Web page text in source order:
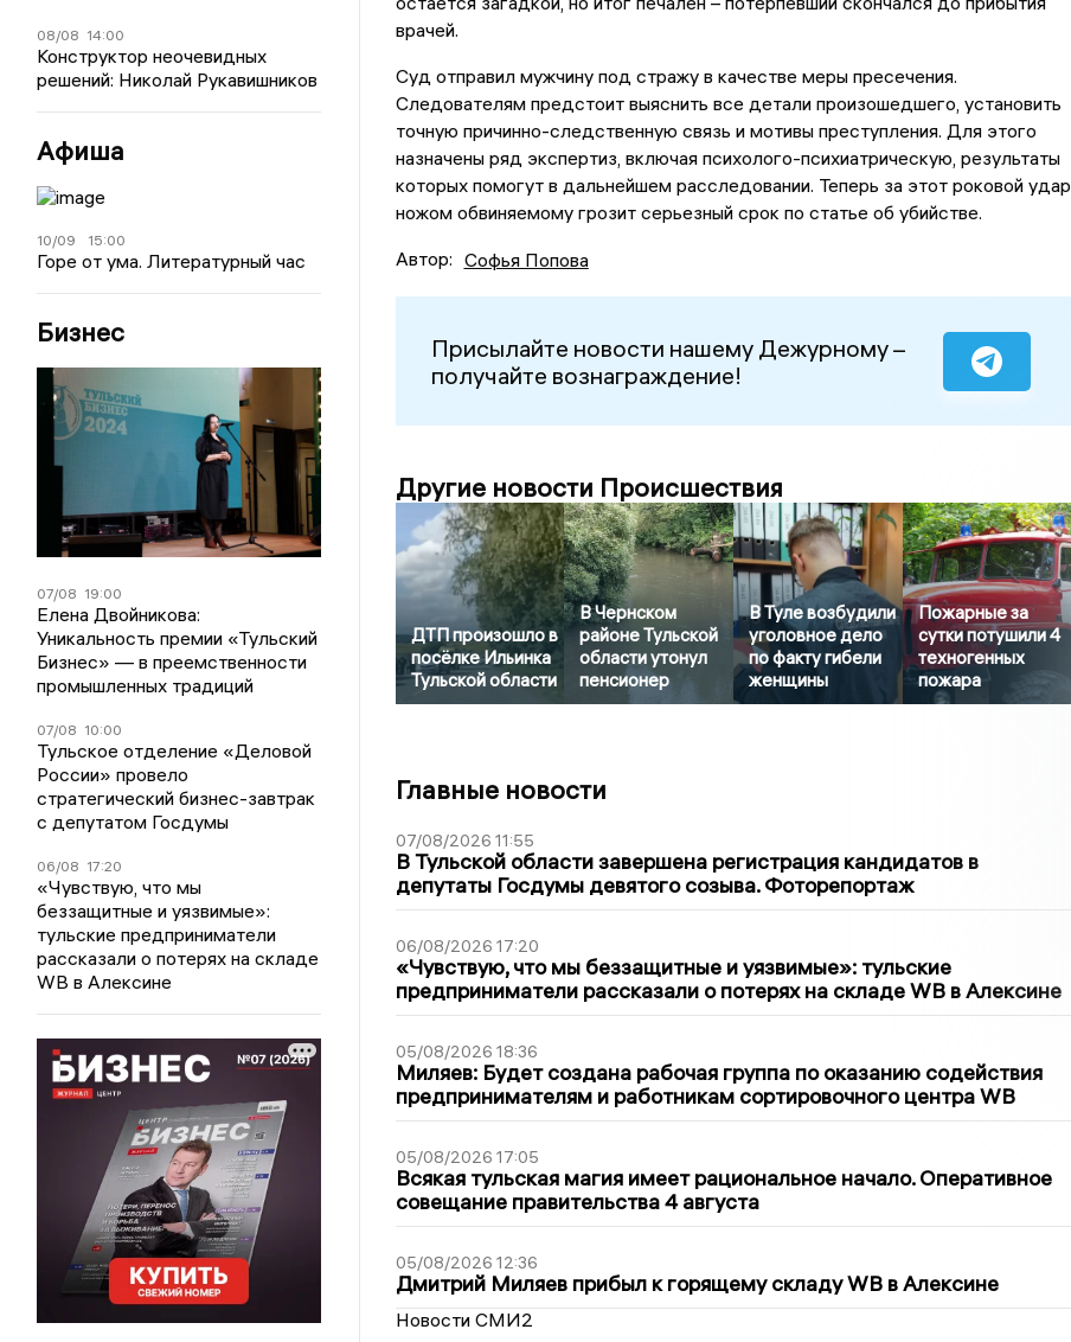
08/08 14:00
Конструктор неочевидных
решений: Николай Рукавишников
Афиша
10/09 15:00
Горе от ума. Литературный час
Бизнес
07/08 19:00
Елена Двойникова:
Уникальность премии «Тульский
Бизнес» — в преемственности
промышленных традиций
07/08 10:00
Тульское отделение «Деловой
России» провело
стратегический бизнес-завтрак
с депутатом Госдумы
06/08 17:20
«Чувствую, что мы
беззащитные и уязвимые»:
тульские предприниматели
рассказали о потерях на складе
WB в Алексине
врачей.
Суд отправил мужчину под стражу в качестве меры пресечения.
Следователям предстоит выяснить все детали произошедшего, установить
точную причинно-следственную связь и мотивы преступления. Для этого
назначены ряд экспертиз, включая психолого-психиатрическую, результаты
которых помогут в дальнейшем расследовании. Теперь за этот роковой удар
ножом обвиняемому грозит серьезный срок по статье об убийстве.
Автор: Софья Попова
Присылайте новости нашему Дежурному –
получайте вознаграждение!
Другие новости Происшествия
ДТП произошло в
посёлке Ильинка
Тульской области
В Чернском
районе Тульской
области утонул
пенсионер
В Туле возбудили
уголовное дело
по факту гибели
женщины
Пожарные за
сутки потушили 4
техногенных
пожара
Главные новости
07/08/2026 11:55
В Тульской области завершена регистрация кандидатов в
депутаты Госдумы девятого созыва. Фоторепортаж
06/08/2026 17:20
«Чувствую, что мы беззащитные и уязвимые»: тульские
предприниматели рассказали о потерях на складе WB в Алексине
05/08/2026 18:36
Миляев: Будет создана рабочая группа по оказанию содействия
предпринимателям и работникам сортировочного центра WB
05/08/2026 17:05
Всякая тульская магия имеет рациональное начало. Оперативное
совещание правительства 4 августа
05/08/2026 12:36
Дмитрий Миляев прибыл к горящему складу WB в Алексине
Новости СМИ2